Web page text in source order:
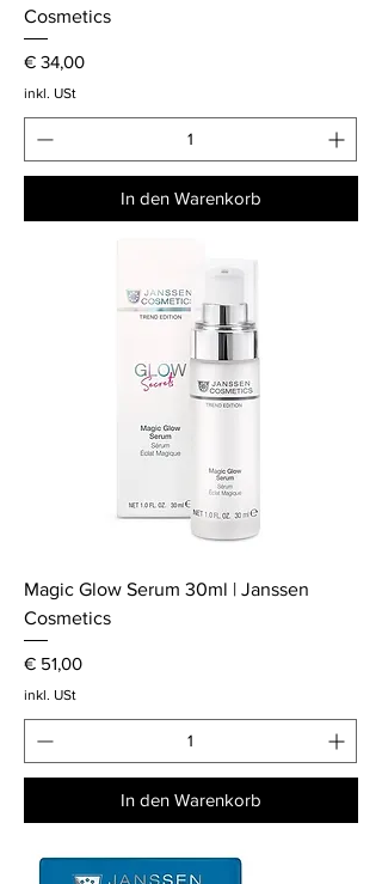
Cosmetics
Preis
€ 34,00
inkl. USt
In den Warenkorb
Magic Glow Serum 30ml | Janssen
Cosmetics
Preis
€ 51,00
inkl. USt
In den Warenkorb